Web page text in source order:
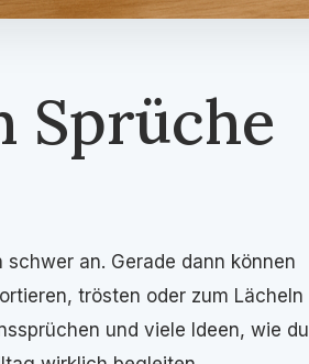
Sprüche
an. Gerade dann können
trösten oder zum Lächeln
und viele Ideen, wie du